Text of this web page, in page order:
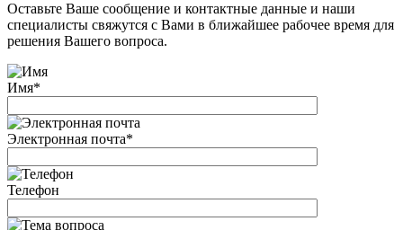
Оставьте Ваше сообщение и контактные данные и наши
специалисты свяжутся с Вами в ближайшее рабочее время для
решения Вашего вопроса.
Имя*
Электронная почта*
Телефон